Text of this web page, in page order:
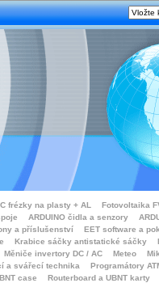
frézky na plasty + AL
Fotovoltaika
ARDUINO čidla a senzory
a příslušenství
EET software a
Krabice sáčky antistatické sáčky
Měniče invertory DC / AC Meteo
a svářecí technika
Programátory
case Routerboard a UBNT karty